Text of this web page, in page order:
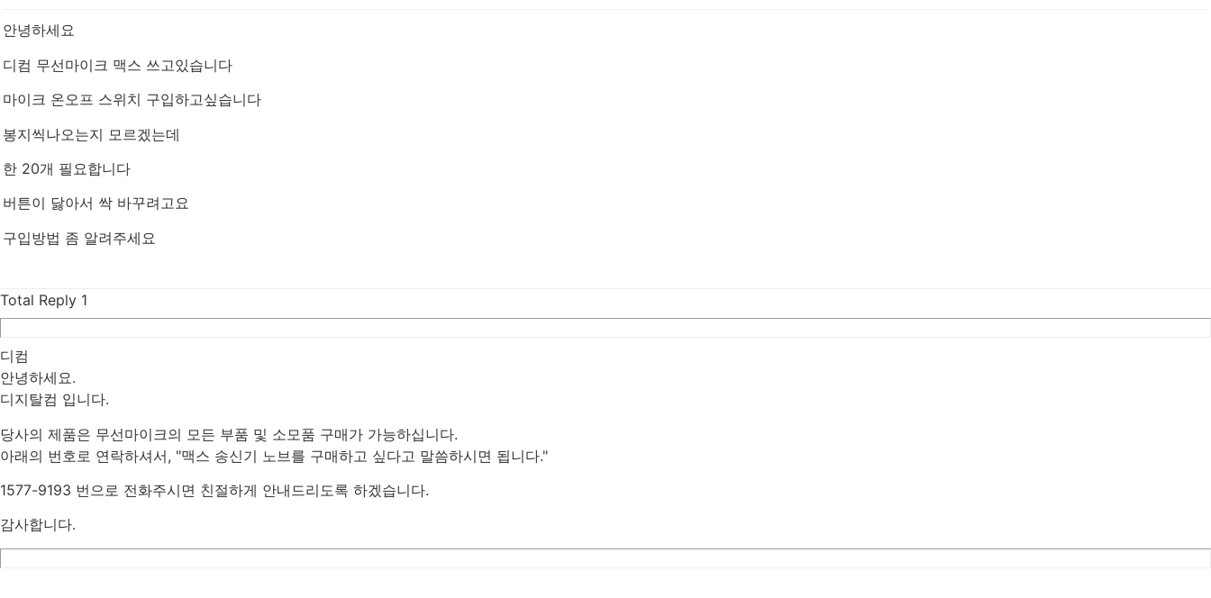
안녕하세요
디컴 무선마이크 맥스 쓰고있습니다
마이크 온오프 스위치 구입하고싶습니다
봉지씩나오는지 모르겠는데
한 20개 필요합니다
버튼이 닳아서 싹 바꾸려고요
구입방법 좀 알려주세요
Total Reply 1
디컴
안녕하세요.
디지탈컴 입니다.
당사의 제품은 무선마이크의 모든 부품 및 소모품 구매가 가능하십니다.
아래의 번호로 연락하셔서, "맥스 송신기 노브를 구매하고 싶다고 말씀하시면 됩니다."
1577-9193 번으로 전화주시면 친절하게 안내드리도록 하겠습니다.
감사합니다.